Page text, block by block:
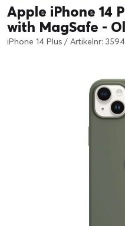
Apple iPhone 14
with MagSafe -
iPhone 14 Plus / Artikelnr: